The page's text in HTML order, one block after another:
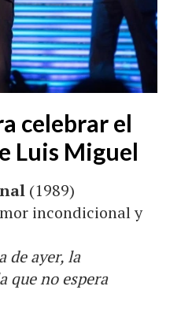
celebrar el
Luis Miguel
(1989)
incondicional y
de ayer, la
que no espera